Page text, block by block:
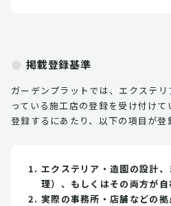
掲載登録基準
ガーデンプラットでは、エクステ
っている施工店の登録を受け付けて
登録するにあたり、以下の項目が登
エクステリア・造園の設計
理）、もしくはその両方が自
実際の事務所・店舗などの